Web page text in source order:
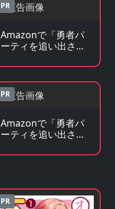
PR
Amazonで「勇者パ
ーティを追い出され
コミックを見る
PR
Amazonで「勇者パ
ーティを追い出され
ズ・フィギュアを見
PR